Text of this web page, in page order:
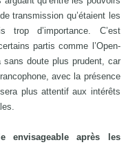
transmission qu’étaient les
trop d’importance. C’est
partis comme l’Open-
doute plus prudent, car
avec la présence
plus attentif aux intérêts
envisageable après les